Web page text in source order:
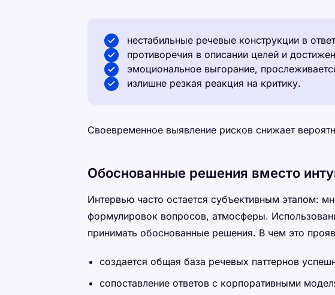
нестабильные речевые конструкции в
противоречия в описании целей и
эмоциональное выгорание,
излишне резкая реакция на критику.
Своевременное выявление рисков снижает
Обоснованные решения вместо
Интервью часто остается субъективным этапом:
формулировок вопросов, атмосферы.
принимать обоснованные решения. В чем это
создается общая база речевых паттернов
сопоставление ответов с корпоративными